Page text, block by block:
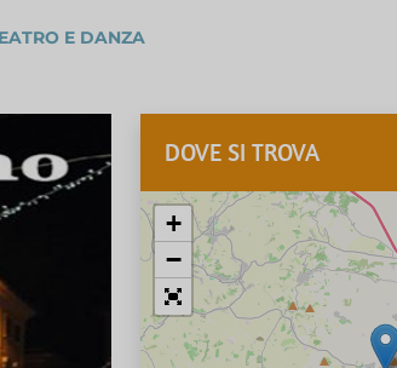
E DANZA
DOVE SI TROVA
+
−